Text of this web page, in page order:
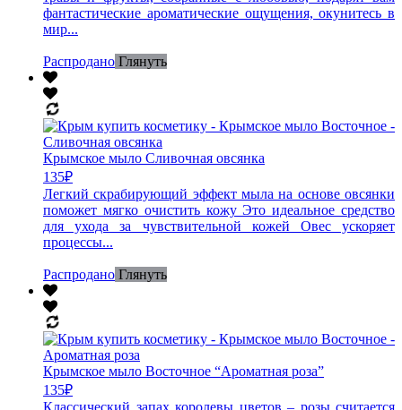
фантастические ароматические ощущения, окунитесь в
мир...
Распродано Глянуть
Крымское мыло Сливочная овсянка
135₽
Легкий скрабирующий эффект мыла на основе овсянки
поможет мягко очистить кожу Это идеальное средство
для ухода за чувствительной кожей Овес ускоряет
процессы...
Распродано Глянуть
Крымское мыло Восточное “Ароматная роза”
135₽